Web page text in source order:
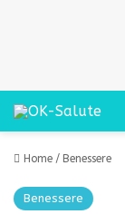
Home / Benessere
Benessere